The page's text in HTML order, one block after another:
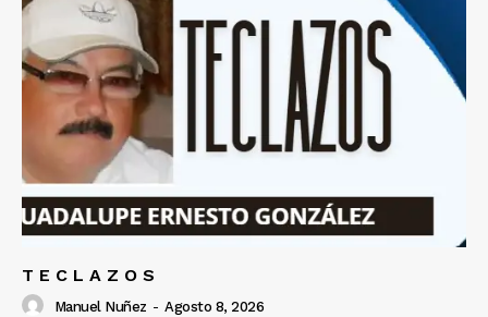
T E C L A Z O S
Manuel Nuñez - Agosto 8, 2026